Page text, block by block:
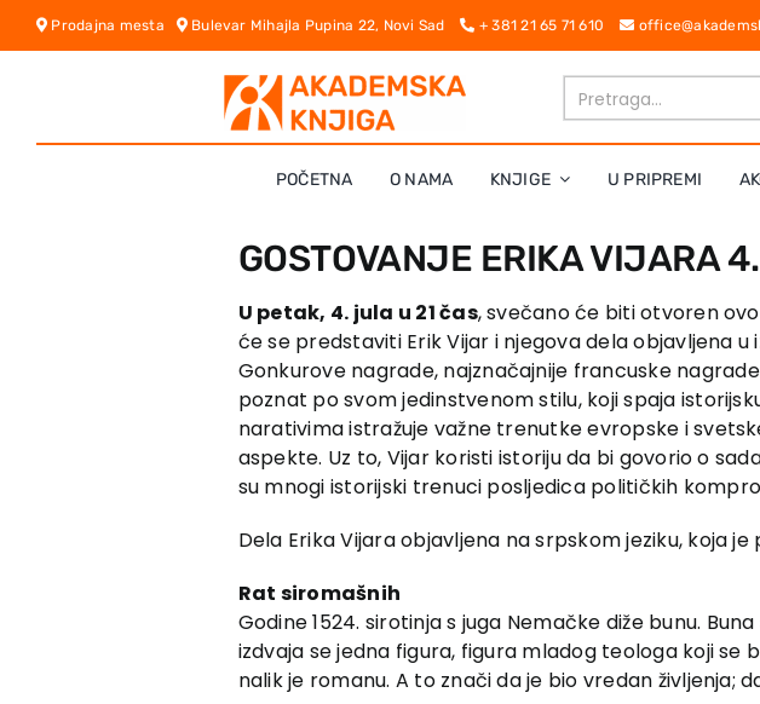
Skip
Prodajna mesta Bulevar Mihajla Pupina 22, Novi Sad + 381 21 65 71 610
POČETNA O NAMA KNJIGE U PRIPREMI
GOSTOVANJE ERIKA VIJARA
U petak, 4. jula u 21 čas, svečano će biti otvoren
će se predstaviti Erik Vijar i njegova dela objavljena
Gonkurove nagrade, najznačajnije francuske
poznat po svom jedinstvenom stilu, koji spaja
narativima istražuje važne trenutke evropske i
aspekte. Uz to, Vijar koristi istoriju da bi govorio o
su mnogi istorijski trenuci posljedica političkih
Dela Erika Vijara objavljena na srpskom jeziku, koja
Rat siromašnih
Godine 1524. sirotinja s juga Nemačke diže bunu.
izdvaja se jedna figura, figura mladog teologa koji se
nalik je romanu. A to znači da je bio vredan življenja;